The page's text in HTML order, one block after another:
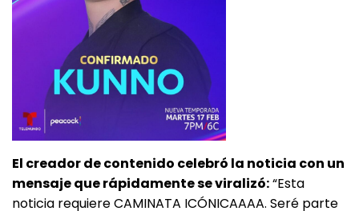
El creador de contenido celebró la noticia con un
mensaje que rápidamente se viralizó:“Esta
noticia requiere CAMINATA ICÓNICAAAA. Seré parte